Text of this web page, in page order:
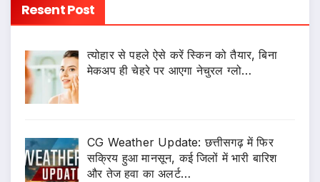
Resent Post
त्योहार से पहले ऐसे करें स्किन को तैयार, बिना
मेकअप ही चेहरे पर आएगा नेचुरल ग्लो…
CG Weather Update: छत्तीसगढ़ में फिर
सक्रिय हुआ मानसून, कई जिलों में भारी बारिश
और तेज हवा का अलर्ट…